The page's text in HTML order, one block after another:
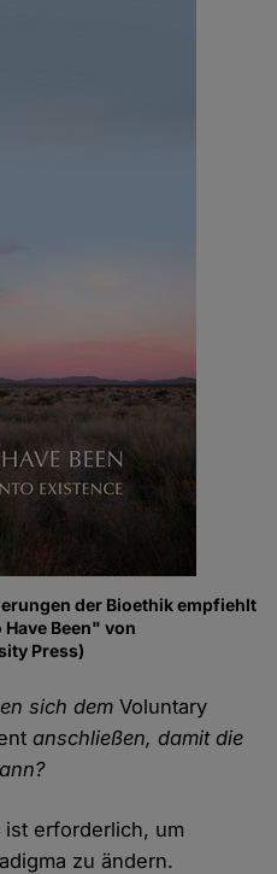
der Bioethik empfiehlt
Been" von
Press)
sich demVoluntary
anschließen, damit die
erforderlich, um
zu ändern.